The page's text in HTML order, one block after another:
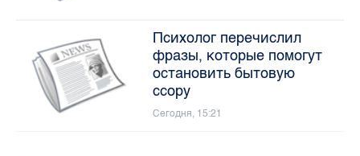
Психолог перечислил
фразы, которые помогут
остановить бытовую
ссору
Сегодня, 15:21